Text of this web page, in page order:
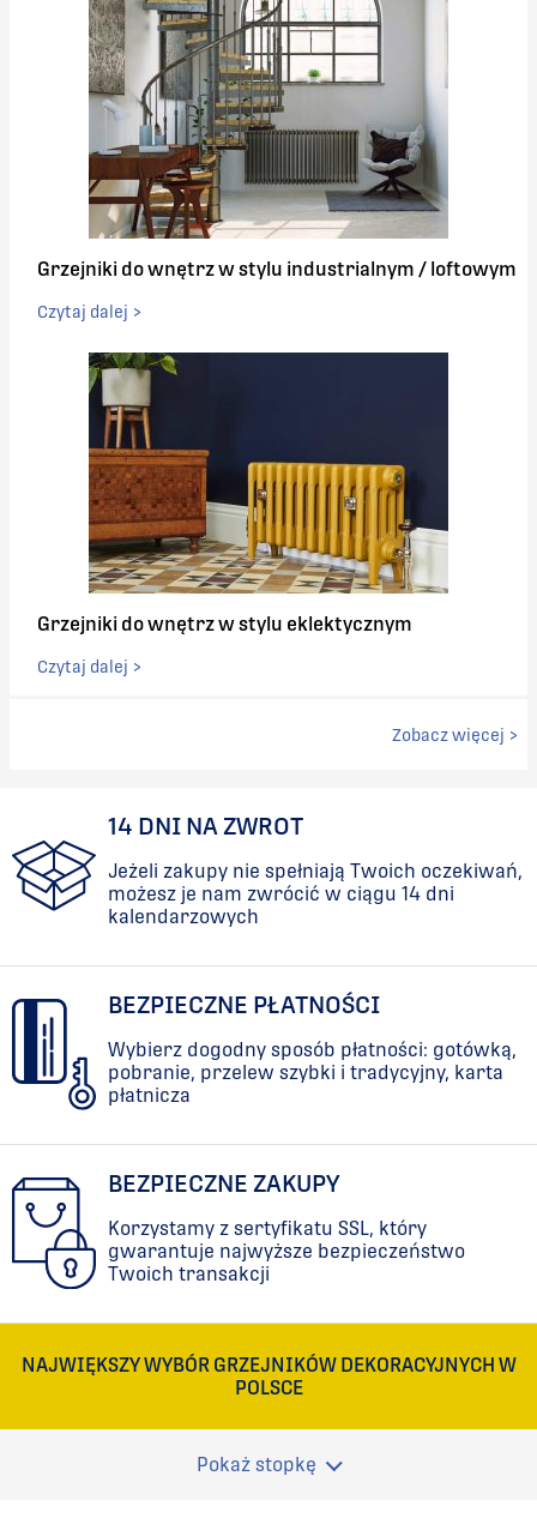
Grzejniki do wnętrz w stylu industrialnym / loftowym
Czytaj dalej >
Grzejniki do wnętrz w stylu eklektycznym
Czytaj dalej >
Zobacz więcej >
14 DNI NA ZWROT
Jeżeli zakupy nie spełniają Twoich oczekiwań,
możesz je nam zwrócić w ciągu 14 dni
kalendarzowych
BEZPIECZNE PŁATNOŚCI
Wybierz dogodny sposób płatności: gotówką,
pobranie, przelew szybki i tradycyjny, karta
płatnicza
BEZPIECZNE ZAKUPY
Korzystamy z sertyfikatu SSL, który
gwarantuje najwyższe bezpieczeństwo
Twoich transakcji
NAJWIĘKSZY WYBÓR GRZEJNIKÓW DEKORACYJNYCH W
POLSCE
Pokaż stopkę